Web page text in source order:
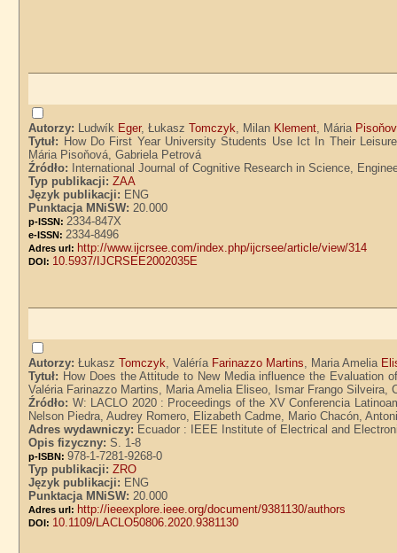
Autorzy: Ludwík Eger, ŁukaszTomczyk, Milan Klement, Mária
Tytuł: How Do First Year University Students Use Ict In Their
Mária Pisoňová, Gabriela Petrová
Źródło:
International Journal of Cognitive Research in Science,
Typ publikacji:ZAA
Język publikacji: ENG
Punktacja MNiSW:20.000
p-ISSN: 2334-847X
e-ISSN: 2334-8496
Adres url: http://www.ijcrsee.com/index.php/ijcrsee/article/view/314
DOI: 10.5937/IJCRSEE2002035E
Autorzy:ŁukaszTomczyk, Valéría Farinazzo Martins, Maria Amelia
Tytuł: How Does the Attitude to New Media influence the Evaluation
Valéria Farinazzo Martins, Maria Amelia Eliseo, Ismar Frango
Źródło: W: LACLO 2020 : Proceedings of the XV Conferencia
Nelson Piedra, Audrey Romero, Elizabeth Cadme, Mario Chacón,
Adres wydawniczy: Ecuador : IEEE Institute of Electrical and
Opis fizyczny:S. 1-8
p-ISBN:978-1-7281-9268-0
Typ publikacji:ZRO
Język publikacji: ENG
Punktacja MNiSW:20.000
Adres url: http://ieeexplore.ieee.org/document/9381130/authors
DOI: 10.1109/LACLO50806.2020.9381130